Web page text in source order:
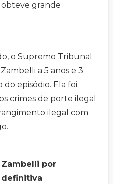
obteve grande
o Supremo Tribunal
a 5 anos e 3
do episódio. Ela foi
crimes de porte ilegal
ilegal com
Zambelli por
definitiva